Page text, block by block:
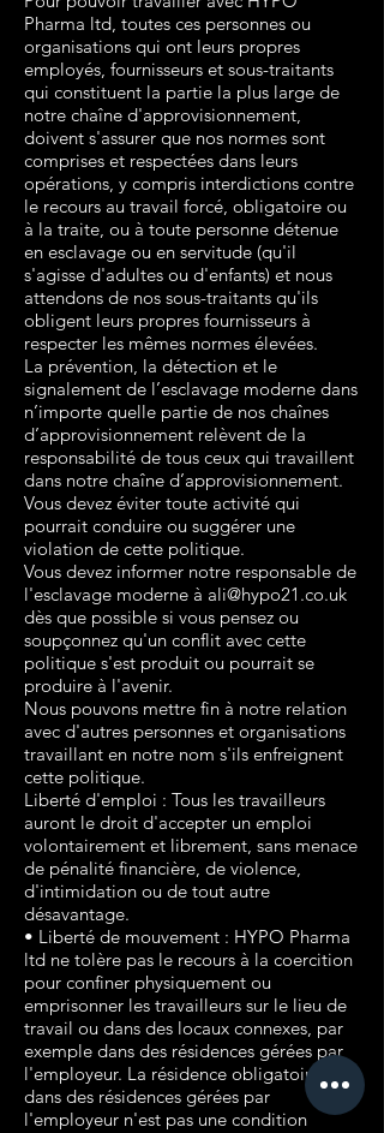
Pharma ltd, toutes ces personnes ou
organisations qui ont leurs propres
employés, fournisseurs et sous-traitants
qui constituent la partie la plus large de
notre chaîne d'approvisionnement,
doivent s'assurer que nos normes sont
comprises et respectées dans leurs
opérations, y compris interdictions contre
le recours au travail forcé, obligatoire ou
à la traite, ou à toute personne détenue
en esclavage ou en servitude (qu'il
s'agisse d'adultes ou d'enfants) et nous
attendons de nos sous-traitants qu'ils
obligent leurs propres fournisseurs à
respecter les mêmes normes élevées.
La prévention, la détection et le
signalement de l’esclavage moderne dans
n’importe quelle partie de nos chaînes
d’approvisionnement relèvent de la
responsabilité de tous ceux qui travaillent
dans notre chaîne d’approvisionnement.
Vous devez éviter toute activité qui
pourrait conduire ou suggérer une
violation de cette politique.
Vous devez informer notre responsable de
l'esclavage moderne à ali@hypo21.co.uk
dès que possible si vous pensez ou
soupçonnez qu'un conflit avec cette
politique s'est produit ou pourrait se
produire à l'avenir.
Nous pouvons mettre fin à notre relation
avec d'autres personnes et organisations
travaillant en notre nom s'ils enfreignent
cette politique.
Liberté d'emploi : Tous les travailleurs
auront le droit d'accepter un emploi
volontairement et librement, sans menace
de pénalité financière, de violence,
d'intimidation ou de tout autre
désavantage.
• Liberté de mouvement : HYPO Pharma
ltd ne tolère pas le recours à la coercition
pour confiner physiquement ou
emprisonner les travailleurs sur le lieu de
travail ou dans des locaux connexes, par
exemple dans des résidences gérées par
l'employeur. La résidence obligatoire
dans des résidences gérées par
l'employeur n'est pas une condition